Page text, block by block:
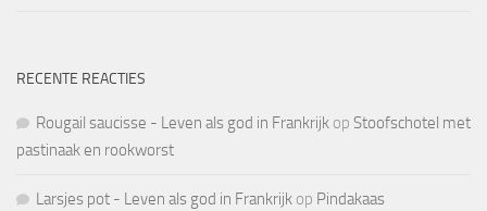
RECENTE REACTIES
Rougail saucisse - Leven als god in Frankrijk op Stoofschotel met
pastinaak en rookworst
Larsjes pot - Leven als god in Frankrijk op Pindakaas